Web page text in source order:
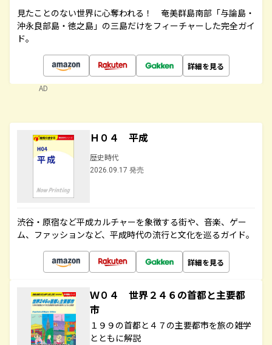
見たことのない世界に心奪われる！ 奄美群島南部「与論島・
沖永良部島・徳之島」の三島だけをフィーチャーした完全ガイ
ド。
詳細を見る
AD
Ｈ０４ 平成
歴史時代
2026.09.17 発売
渋谷・原宿など平成カルチャーを象徴する街や、音楽、ゲー
ム、ファッションなど、平成時代の流行と文化を巡るガイド。
詳細を見る
Ｗ０４ 世界２４６の首都と主要都
市
１９９の首都と４７の主要都市を旅の雑学
とともに解説